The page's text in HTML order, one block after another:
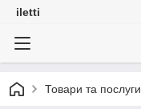
iletti
Товари та послуги